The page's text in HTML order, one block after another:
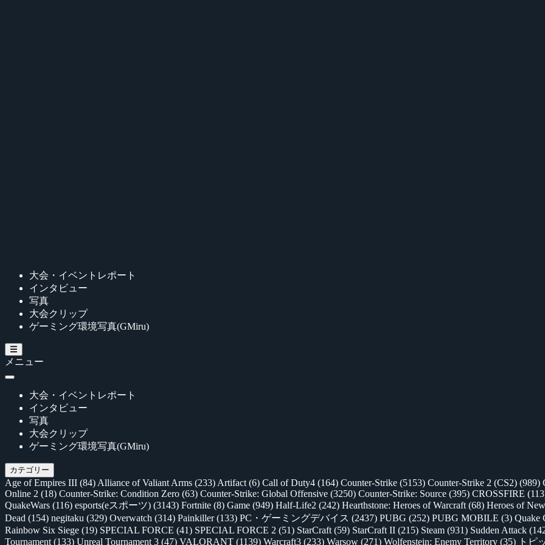
大会・イベントレポート
インタビュー
写真
大会クリップ
ゲーミング環境写真(GMiru)
メニュー
大会・イベントレポート
インタビュー
写真
大会クリップ
ゲーミング環境写真(GMiru)
カテゴリー
Age of Empires III (84) Alliance of Valiant Arms (233) Artifact (6) Call of Duty4 (164) Counter-Strike (5153) Counter-Strike 2 (CS2) (989)
Online 2 (18) Counter-Strike: Condition Zero (63) Counter-Strike: Global Offensive (3250) Counter-Strike: Source (395) CROSSFIRE
QuakeWars (116) esports(eスポーツ) (3143) Fortnite (8) Game (949) Half-Life2 (242) Hearthstone: Heroes of Warcraft (68) Heroes of
Dead (154) negitaku (329) Overwatch (314) Painkiller(133) PC・ゲーミングデバイス (2437) PUBG (252) PUBG MOBILE (3) Quake
Rainbow Six Siege (19) SPECIAL FORCE (41) SPECIAL FORCE 2 (51) StarCraft (59) StarCraft II (215) Steam (931) Sudden Attack
Tournament (133) Unreal Tournament 3 (47) VALORANT (1139) Warcraft3 (233) Warsow (271) Wolfenstein: Enemy Territory (35) トピ